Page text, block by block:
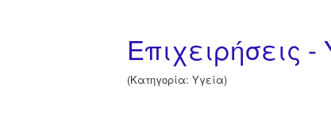
Επιχειρήσεις
(Κατηγορία: Υγεία)